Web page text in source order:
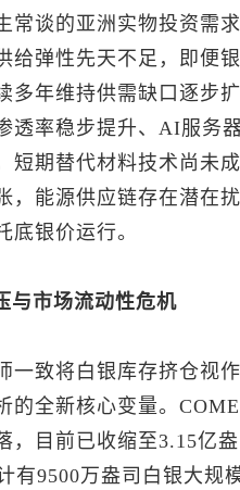
常谈的亚洲实物投资需
给弹性先天不足，即便
多年维持供需缺口逐步
透率稳步提升、AI服务
短期替代材料技术尚未
，能源供应链存在潜在
底银价运行。
与市场流动性危机
一致将白银库存挤仓视
的全新核心变量。
，目前已收缩至3.15亿
有9500万盎司白银大规